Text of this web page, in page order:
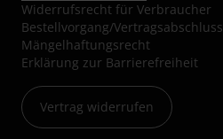
Widerrufsrecht für Verbraucher
Bestellvorgang/Vertragsabschluss
Mängelhaftungsrecht
Erklärung zur Barrierefreiheit
Vertrag widerrufen